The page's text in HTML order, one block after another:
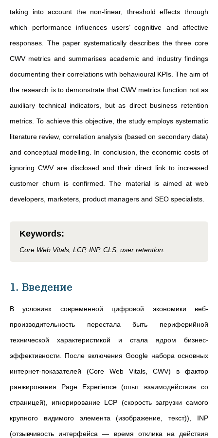
taking into account the non-linear, threshold effects through
which performance influences users’ cognitive and affective
responses. The paper systematically describes the three core
CWV metrics and summarises academic and industry findings
documenting their correlations with behavioural KPIs. The aim of
the research is to demonstrate that CWV metrics function not as
auxiliary technical indicators, but as direct business retention
metrics. To achieve this objective, the study employs systematic
literature review, correlation analysis (based on secondary data)
and conceptual modelling. In conclusion, the economic costs of
ignoring CWV are disclosed and their direct link to increased
customer churn is confirmed. The material is aimed at web
developers, marketers, product managers and SEO specialists.
Keywords:
Core Web Vitals, LCP, INP, CLS, user retention.
1. Введение
В условиях современной цифровой экономики веб-
производительность перестала быть периферийной
технической характеристикой и стала ядром бизнес-
эффективности. После включения Google набора основных
интернет-показателей (Core Web Vitals, CWV) в фактор
ранжирования Page Experience (опыт взаимодействия со
страницей), игнорирование LCP (cкорость загрузки самого
крупного видимого элемента (изображение, текст)), INP
(отзывчивость интерфейса — время отклика на действия